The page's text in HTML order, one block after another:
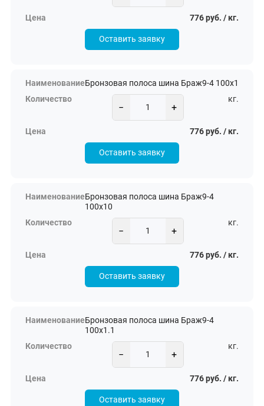
776 руб. / кг.
Оставить заявку
Бронзовая полоса шина Браж9-4 100х1
− +
кг.
776 руб. / кг.
Оставить заявку
Бронзовая полоса шина Браж9-4
100х10
− +
кг.
776 руб. / кг.
Оставить заявку
Бронзовая полоса шина Браж9-4
100х1.1
− +
кг.
776 руб. / кг.
Оставить заявку